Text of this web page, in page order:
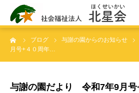
ブログ 与謝の園からのお知らせ
月号+４０周年…
与謝の園だより 令和7年9月号
ホーム